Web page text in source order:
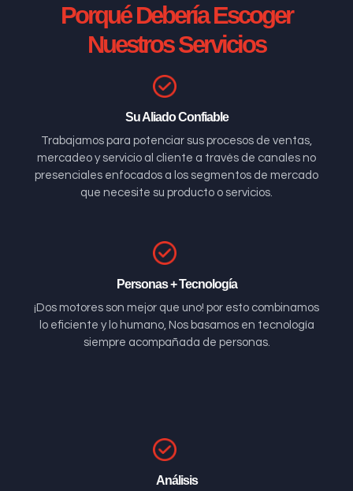
Porqué Debería Escoger
Nuestros Servicios
Su Aliado Confiable
Trabajamos para potenciar sus procesos de ventas,
mercadeo y servicio al cliente a través de canales no
presenciales enfocados a los segmentos de mercado
que necesite su producto o servicios.
Personas + Tecnología
¡Dos motores son mejor que uno! por esto combinamos
lo eficiente y lo humano, Nos basamos en tecnología
siempre acompañada de personas.
Análisis